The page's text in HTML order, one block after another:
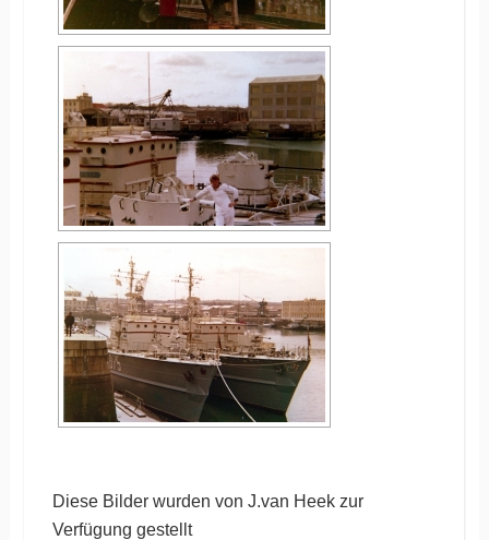
Diese Bilder wurden von J.van Heek zur
Verfügung gestellt